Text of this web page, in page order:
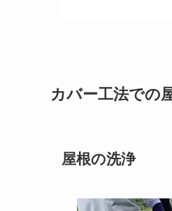
カバー工法での
屋根の洗浄